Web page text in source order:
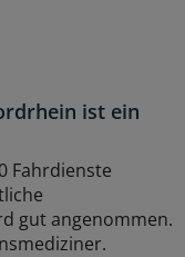
ist ein
Fahrdienste
gut angenommen.